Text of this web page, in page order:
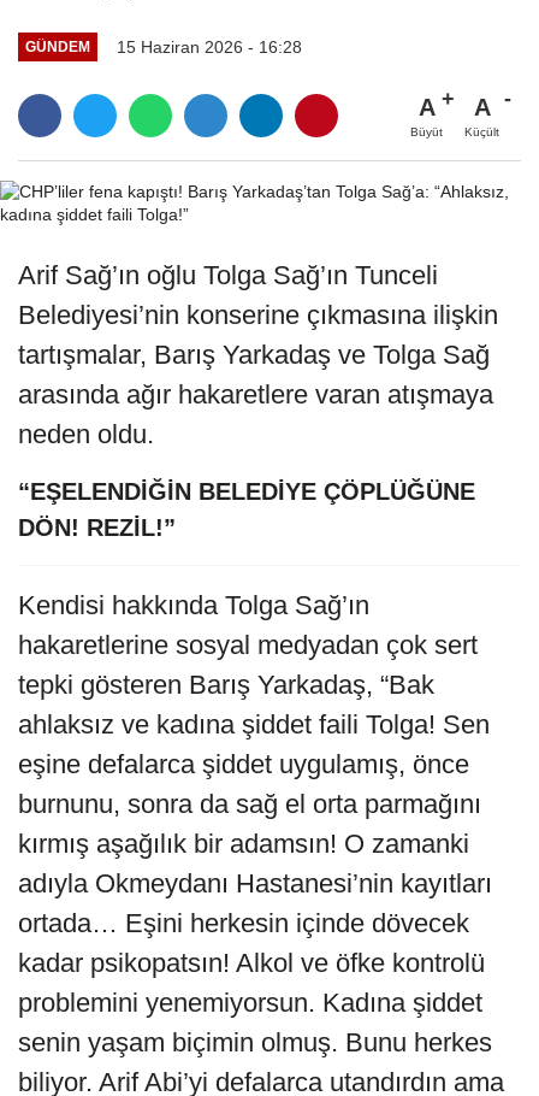
GÜNDEM 15 Haziran 2026 - 16:28
A
Büyüt
A
Küçült
Arif Sağ’ın oğlu Tolga Sağ’ın Tunceli
Belediyesi’nin konserine çıkmasına ilişkin
tartışmalar, Barış Yarkadaş ve Tolga Sağ
arasında ağır hakaretlere varan atışmaya
neden oldu.
“EŞELENDİĞİN BELEDİYE ÇÖPLÜĞÜNE
DÖN! REZİL!”
Kendisi hakkında Tolga Sağ’ın
hakaretlerine sosyal medyadan çok sert
tepki gösteren Barış Yarkadaş, “Bak
ahlaksız ve kadına şiddet faili Tolga! Sen
eşine defalarca şiddet uygulamış, önce
burnunu, sonra da sağ el orta parmağını
kırmış aşağılık bir adamsın! O zamanki
adıyla Okmeydanı Hastanesi’nin kayıtları
ortada… Eşini herkesin içinde dövecek
kadar psikopatsın! Alkol ve öfke kontrolü
problemini yenemiyorsun. Kadına şiddet
senin yaşam biçimin olmuş. Bunu herkes
biliyor. Arif Abi’yi defalarca utandırdın ama